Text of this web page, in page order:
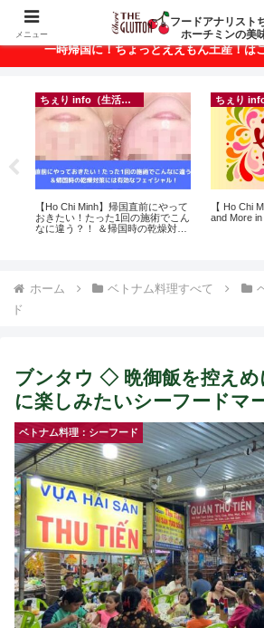
ベトナム・ホーチミンの美味いも
一時帰国に！ちょっとええもん土産！は
ちぇり info（生活情報）
【Ho Chi Minh】帰国直前にやって
おきたい！たった1回の施術でこん
なに違う？！ ＆帰国時の乾燥対策
【 Ho Chi
and More
ホーム ベトナム料理すべて
ド
ブンタウ ◇ 晩御飯を控えめ
に楽しみたいシーフードマ
ベトナム料理：シーフード
メニュー
フードアナリスト
ホーチミンの美